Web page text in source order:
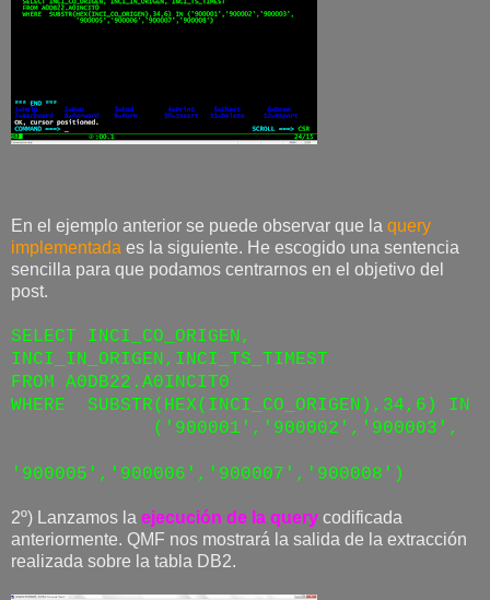
En el ejemplo anterior se puede observar que la query
implementada es la siguiente. He escogido una sentencia
sencilla para que podamos centrarnos en el objetivo del
post.
SELECT INCI_CO_ORIGEN,
INCI_IN_ORIGEN,INCI_TS_TIMEST
FROM A0DB22.A0INCIT0
WHERE SUBSTR(HEX(INCI_CO_ORIGEN),34,6) IN
('900001','900002','900003',
'900005','900006','900007','900008')
2º) Lanzamos la ejecución de la query codificada
anteriormente. QMF nos mostrará la salida de la extracción
realizada sobre la tabla DB2.